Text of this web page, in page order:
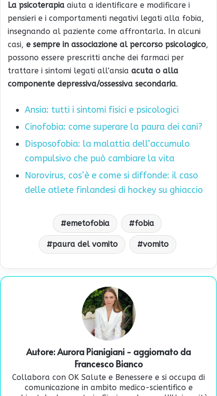
La psicoterapia aiuta a identificare e modificare i
pensieri e i comportamenti negativi legati alla fobia,
insegnando al paziente come affrontarla. In alcuni
casi, e sempre in associazione al percorso psicologico,
possono essere prescritti anche dei farmaci per
trattare i sintomi legati all’ansia acuta o alla
componente depressiva/ossessiva secondaria.
Ansia: tutti i sintomi fisici e psicologici
Cinofobia: come superare la paura dei cani?
Disposofobia: la malattia dell’accumulo
compulsivo che può cambiare la vita
Norovirus, cos’è e come si diffonde: il caso
delle atlete finlandesi di hockey su ghiaccio
emetofobia fobia
paura del vomito vomito
Autore:Aurora Pianigiani - aggiornato da
Francesco Bianco
Collabora con OK Salute e Benessere e si occupa di
comunicazione in ambito medico-scientifico e